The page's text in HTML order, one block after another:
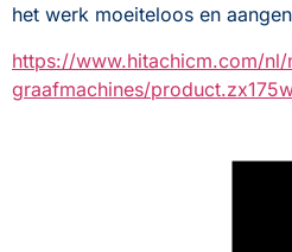
het werk moeiteloos en
https://www.hitachicm.com/
graafmachines/